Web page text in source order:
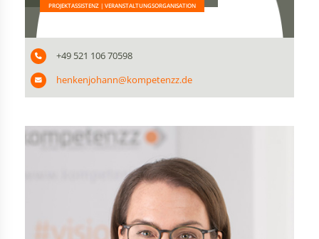
PROJEKTASSISTENZ | VERANSTALTUNGSORGANISATION
+49 521 106 70598
henkenjohann@kompetenzz.de